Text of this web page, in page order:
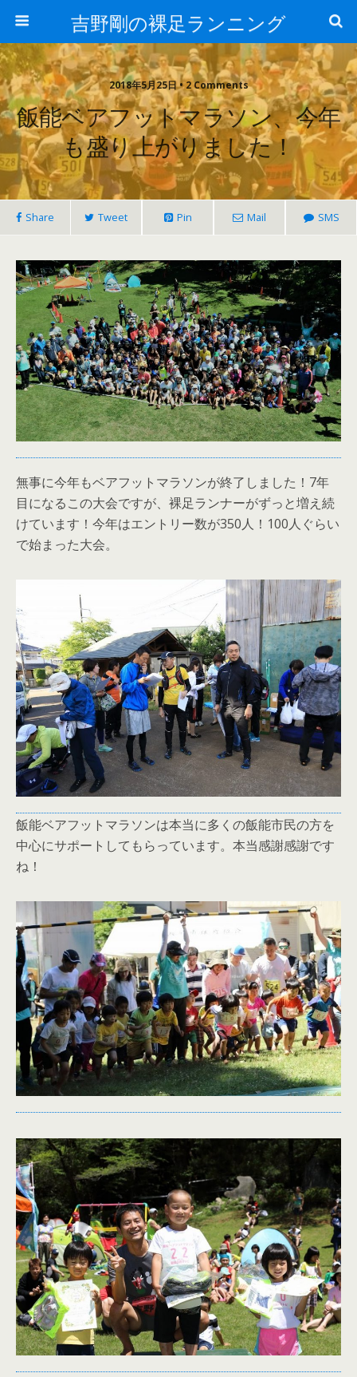
吉野剛の裸足ランニング
2018年5月25日 • 2 Comments
飯能ベアフットマラソン、今年
も盛り上がりました！
Share Tweet Pin Mail SMS
無事に今年もベアフットマラソンが終了しました！7年
目になるこの大会ですが、裸足ランナーがずっと増え続
けています！今年はエントリー数が350人！100人ぐらい
で始まった大会。
飯能ベアフットマラソンは本当に多くの飯能市民の方を
中心にサポートしてもらっています。本当感謝感謝です
ね！